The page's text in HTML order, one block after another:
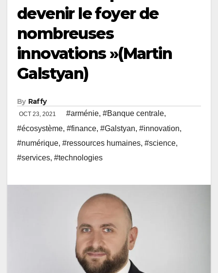
devenir le foyer de
nombreuses
innovations »(Martin
Galstyan)
By Raffy
OCT 23, 2021 #arménie, #Banque centrale,
#écosystème, #finance, #Galstyan, #innovation,
#numérique, #ressources humaines, #science,
#services, #technologies